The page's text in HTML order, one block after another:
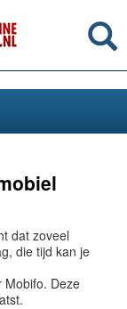
dat zoveel
die tijd kan je
Mobifo. Deze